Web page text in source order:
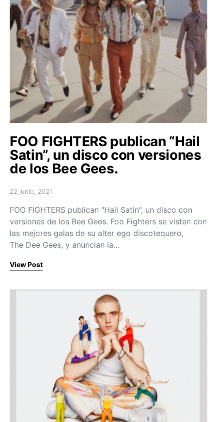
FOO FIGHTERS publican “Hail
Satin”, un disco con versiones
de los Bee Gees.
Posted on
22 junio, 2021
FOO FIGHTERS publican “Hail Satin”, un disco con
versiones de los Bee Gees. Foo Fighters se visten con
las mejores galas de su alter ego discotequero,
The Dee Gees, y anuncian la…
View Post